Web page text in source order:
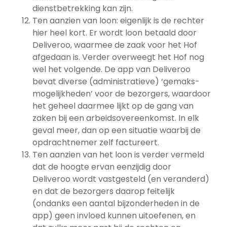
dienstbetrekking kan zijn.
Ten aanzien van loon: eigenlijk is de rechter
hier heel kort. Er wordt loon betaald door
Deliveroo, waarmee de zaak voor het Hof
afgedaan is. Verder overweegt het Hof nog
wel het volgende. De app van Deliveroo
bevat diverse (administratieve) ‘gemaks-
mogelijkheden’ voor de bezorgers, waardoor
het geheel daarmee lijkt op de gang van
zaken bij een arbeidsovereenkomst. In elk
geval meer, dan op een situatie waarbij de
opdrachtnemer zelf factureert.
Ten aanzien van het loon is verder vermeld
dat de hoogte ervan eenzijdig door
Deliveroo wordt vastgesteld (en veranderd)
en dat de bezorgers daarop feitelijk
(ondanks een aantal bijzonderheden in de
app) geen invloed kunnen uitoefenen, en